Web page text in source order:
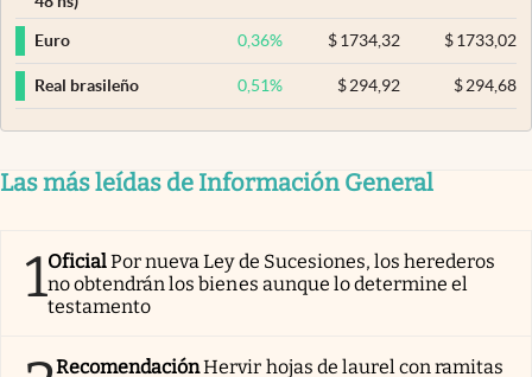
Euro 0,36% $ 1734,32 $1733,02
Real brasileño 0,51% $ 294,92 $294,68
Las más leídas de Información General
1OficialPor nueva Ley de Sucesiones, los herederos
no obtendrán los bienes aunque lo determine el
testamento
RecomendaciónHervir hojas de laurel con ramitas